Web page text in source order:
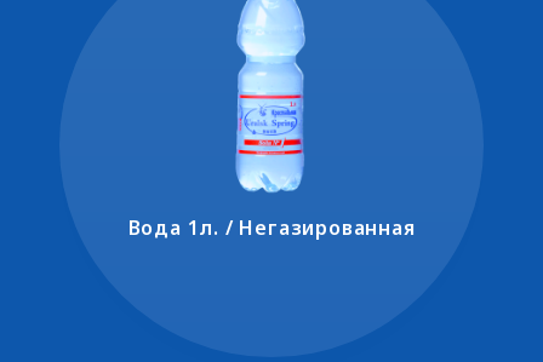
Вода 1л. / Негазированная